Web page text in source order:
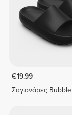
€19.99
Σαγιονάρες Bubble